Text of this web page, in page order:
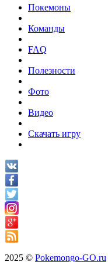
Покемоны
Команды
FAQ
Полезности
Фото
Видео
Скачать игру
2025 © Pokemongo-GO.ru